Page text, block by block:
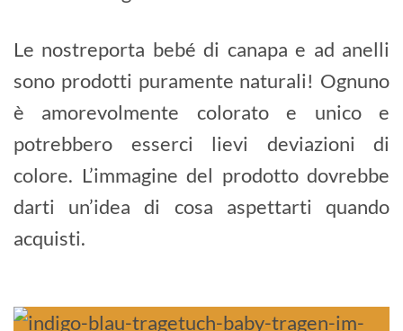
Le nostreporta bebé di canapa e ad anelli
sono prodotti puramente naturali! Ognuno
è amorevolmente colorato e unico e
potrebbero esserci lievi deviazioni di
colore. L’immagine del prodotto dovrebbe
darti un’idea di cosa aspettarti quando
acquisti.